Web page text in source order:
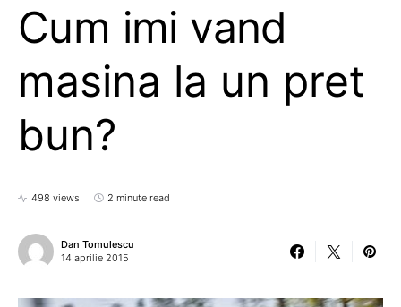
Cum imi vand
masina la un pret
bun?
498 views 2 minute read
Dan Tomulescu
14 aprilie 2015